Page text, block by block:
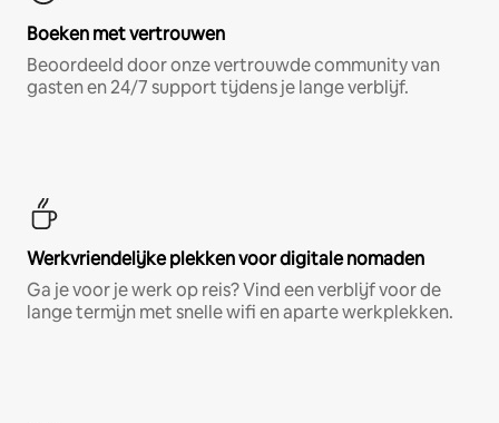
Boeken met vertrouwen
Beoordeeld door onze vertrouwde community van
gasten en 24/7 support tijdens je lange verblijf.
Werkvriendelijke plekken voor digitale nomaden
Ga je voor je werk op reis? Vind een verblijf voor de
lange termijn met snelle wifi en aparte werkplekken.